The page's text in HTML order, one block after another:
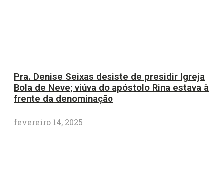
Pra. Denise Seixas desiste de presidir Igreja
Bola de Neve; viúva do apóstolo Rina estava à
frente da denominação
fevereiro 14, 2025